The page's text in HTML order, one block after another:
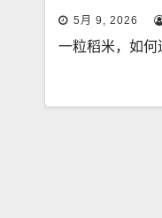
5月 9, 2026
一粒稻米，如